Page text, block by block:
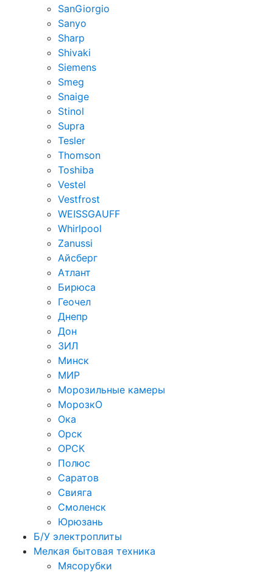
SanGiorgio
Sanyo
Sharp
Shivaki
Siemens
Smeg
Snaige
Stinol
Supra
Tesler
Thomson
Toshiba
Vestel
Vestfrost
WEISSGAUFF
Whirlpool
Zanussi
Айсберг
Атлант
Бирюса
Геочел
Днепр
Дон
ЗИЛ
Минск
МИР
Морозильные камеры
МорозкО
Ока
Орск
ОРСК
Полюс
Саратов
Свияга
Смоленск
Юрюзань
Б/У электроплиты
Мелкая бытовая техника
Мясорубки